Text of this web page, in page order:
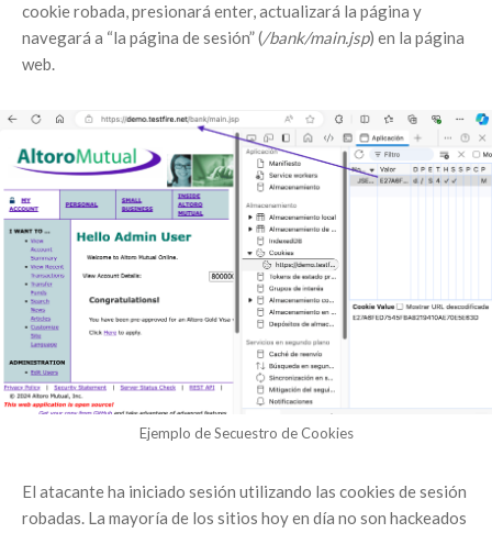
cookie robada, presionará enter, actualizará la página y
navegará a “la página de sesión” (/bank/main.jsp) en la página
web.
Ejemplo de Secuestro de Cookies
El atacante ha iniciado sesión utilizando las cookies de sesión
robadas. La mayoría de los sitios hoy en día no son hackeados